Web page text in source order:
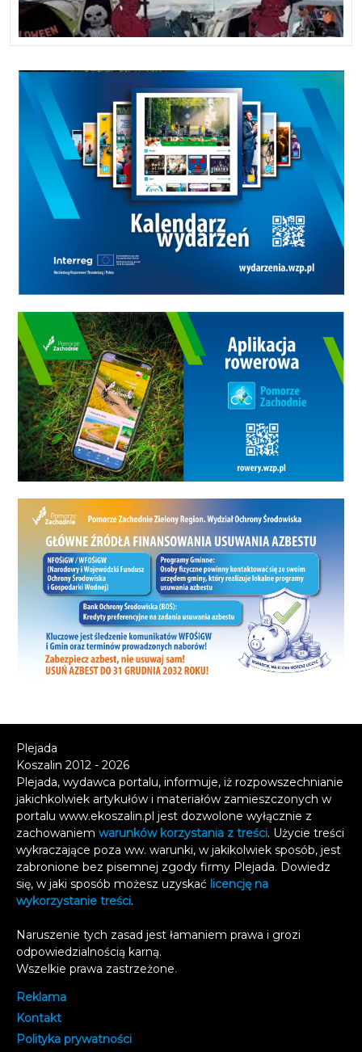
Plejada
Koszalin 2012 - 2026
Plejada, wydawca portalu, informuje, iż rozpowszechnianie
jakichkolwiek artykułów i materiałów zamieszczonych w
portalu www.ekoszalin.pl jest dozwolone wyłącznie z
zachowaniem warunków korzystania z treści. Użycie treści
wykraczające poza ww. warunki, w jakikolwiek sposób, jest
zabronione bez pisemnej zgody firmy Plejada. Dowiedz
się, w jaki sposób możesz uzyskać licencję na
wykorzystanie treści.
Naruszenie tych zasad jest łamaniem prawa i grozi
odpowiedzialnością karną.
Wszelkie prawa zastrzeżone.
Reklama
Kontakt
Polityka prywatności